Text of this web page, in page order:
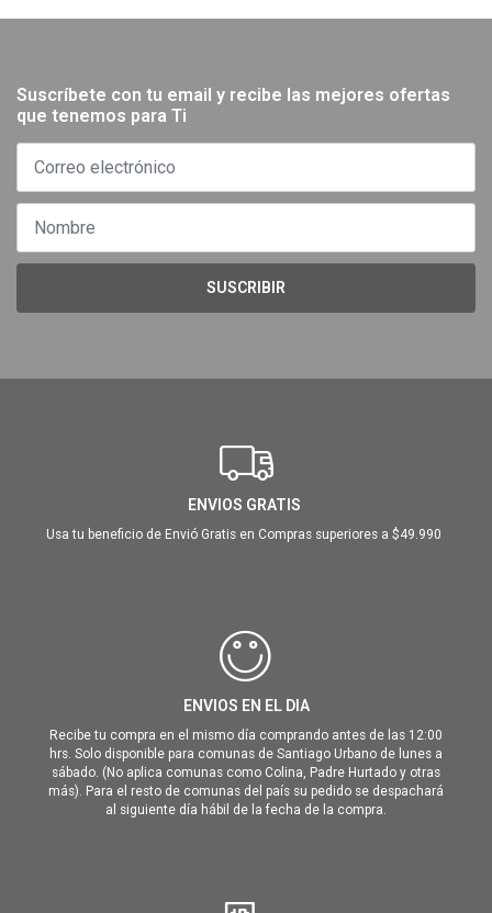
Suscríbete con tu email y recibe las mejores ofertas
que tenemos para Ti
SUSCRIBIR
ENVIOS GRATIS
Usa tu beneficio de Envió Gratis en Compras superiores a $49.990
ENVIOS EN EL DIA
Recibe tu compra en el mismo día comprando antes de las 12:00
hrs. Solo disponible para comunas de Santiago Urbano de lunes a
sábado. (No aplica comunas como Colina, Padre Hurtado y otras
más). Para el resto de comunas del país su pedido se despachará
al siguiente día hábil de la fecha de la compra.